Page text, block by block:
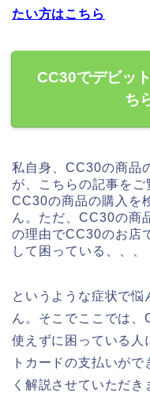
たい方はこちら
CC30でデビッ
ち
私自身、CC30の商品
が、こちらの記事を
CC30の商品の購入を
ん。ただ、CC30の商
の理由でCC30のお店
して困っている、、、
というような症状で
ん。そこでここでは
使えずに困っている人
トカードの支払いが
く解説させていただき